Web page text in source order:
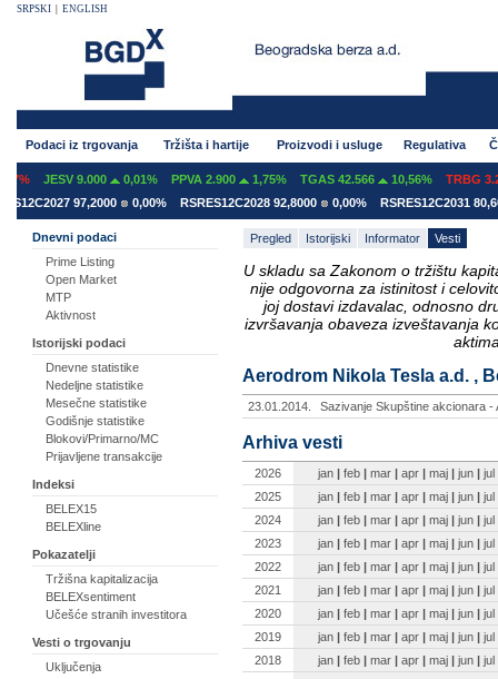
SRPSKI ENGLISH
Podaci iz trgovanja Tržišta i hartije Proizvodi i usluge Regulativa
JESV 9.000 0,01% PPVA 2.900 1,75% TGAS 42.566 10,56%
TRBG
97,2000
0,00% RSRES12C2028 92,8000 0,00% RSRES12C2031
Dnevni podaci
Prime Listing
Open Market
MTP
Aktivnost
Istorijski podaci
Dnevne statistike
Nedeljne statistike
Mesečne statistike
Godišnje statistike
Blokovi/Primarno/MC
Prijavljene transakcije
Indeksi
BELEX15
BELEXline
Pokazatelji
Tržišna kapitalizacija
BELEXsentiment
Učešće stranih investitora
Vesti o trgovanju
Uključenja
Pregled Istorijski Informator Vesti
U skladu sa Zakonom o tržištu
nije odgovorna za istinitost i
joj dostavi izdavalac, odnosno
izvršavanja obaveza izveštavanja
Aerodrom Nikola Tesla a.d. ,
23.01.2014. Sazivanje Skupštine akcionara -
Arhiva vesti
2026 jan | feb | mar | apr | maj | jun | jul
2025
jan | feb | mar | apr | maj | jun | jul
2024
jan | feb | mar | apr | maj | jun | jul
2023
jan | feb | mar | apr | maj | jun | jul
2022
jan | feb | mar | apr | maj | jun | jul
2021
jan | feb | mar | apr | maj | jun | jul
2020
jan | feb | mar | apr | maj | jun | jul
2019
jan | feb | mar | apr | maj | jun | jul
2018
jan | feb | mar | apr | maj | jun | jul